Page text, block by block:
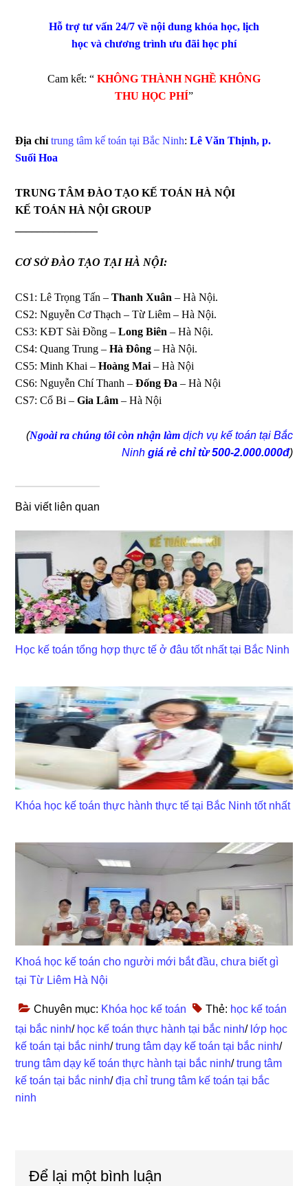
Hỗ trợ tư vấn 24/7 về nội dung khóa học, lịch
học và chương trình ưu đãi học phí
Cam kết: “ KHÔNG THÀNH NGHỀ KHÔNG
THU HỌC PHÍ”
Địa chỉtrung tâm kế toán tại Bắc Ninh:Lê Văn Thịnh, p.
Suối Hoa
TRUNG TÂM ĐÀO TẠO KẾ TOÁN HÀ NỘI
KẾ TOÁN HÀ NỘI GROUP
CƠ SỞ ĐÀO TẠO TẠI HÀ NỘI:
CS1: Lê Trọng Tấn –Thanh Xuân – Hà Nội.
CS2: Nguyễn Cơ Thạch – Từ Liêm – Hà Nội.
CS3: KĐT Sài Đồng –Long Biên – Hà Nội.
CS4: Quang Trung –Hà Đông – Hà Nội.
CS5: Minh Khai –Hoàng Mai – Hà Nội
CS6: Nguyễn Chí Thanh –Đống Đa – Hà Nội
CS7: Cổ Bi –Gia Lâm – Hà Nội
(Ngoài ra chúng tôi còn nhận làm dịch vụ kế toán tại Bắc
Ninhgiá rẻ chỉ từ 500-2.000.000đ)
Bài viết liên quan
Học kế toán tổng hợp thực tế ở đâu tốt nhất tại Bắc Ninh
Khóa học kế toán thực hành thực tế tại Bắc Ninh tốt nhất
Khoá học kế toán cho người mới bắt đầu, chưa biết gì
tại Từ Liêm Hà Nội
Chuyên mục: Khóa học kế toán Thẻ: học kế toán
tại bắc ninh/ học kế toán thực hành tại bắc ninh/ lớp học
kế toán tại bắc ninh/trung tâm dạy kế toán tại bắc ninh/
trung tâm dạy kế toán thực hành tại bắc ninh/trung tâm
kế toán tại bắc ninh/địa chỉ trung tâm kế toán tại bắc
ninh
Interactions
Để lại một bình luận